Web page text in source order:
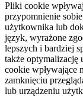
Pliki cookie
przypomnienie
użytkownika lub
język, wyrażone
lepszych i bardziej
także
cookie wpływające
zamknięciu
lub urządzeniu